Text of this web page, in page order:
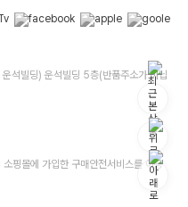
석빌딩) 운석빌딩 5층(반품주소가 아닙
핑몰에 가입한 구매안전서비스를 이용